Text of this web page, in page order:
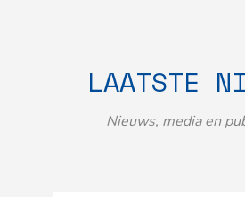
LAATSTE
Nieuws, media en